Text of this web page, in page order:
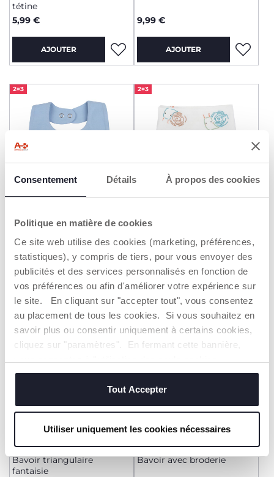
Consentement Détails À propos des cookies
Politique en matière de cookies
Ce site web utilise des cookies (marketing, préférences,
statistiques), y compris de tiers, pour vous envoyer des
publicités et des services personnalisés en fonction de
vos préférences ou afin d'améliorer votre expérience sur
le site. En cliquant sur "accepter tout", vous consentez
au placement de tous les cookies. Si vous souhaitez en
savoir plus ou consentir uniquement à certains cookies,
cliquez sur "paramètres". En fermant cette bannière,
techniques, qui sont essentiels au service demandé.
Tout Accepter
Utiliser uniquement les cookies nécessaires
tétine
5,99 €
AJOUTER
9,99 €
AJOUTER
2=3
Bavoir avec broderie
9,99 €
AJOUTER
2=3
Bavoir triangulaire
fantaisie
9,99 €
AJOUTER
2=3
Bavoir triangulaire
fantaisie
2=3
Bavoir avec broderie